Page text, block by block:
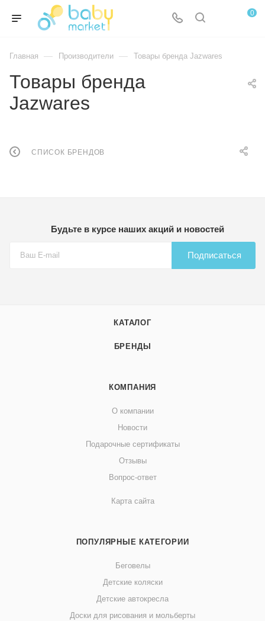
0
Главная — Производители — Товары бренда Jazwares
Товары бренда
Jazwares
СПИСОК БРЕНДОВ
Будьте в курсе наших акций и новостей
Подписаться
КАТАЛОГ
БРЕНДЫ
КОМПАНИЯ
О компании
Новости
Подарочные сертификаты
Отзывы
Вопрос-ответ
Карта сайта
ПОПУЛЯРНЫЕ КАТЕГОРИИ
Беговелы
Детские коляски
Детские автокресла
Доски для рисования и мольберты